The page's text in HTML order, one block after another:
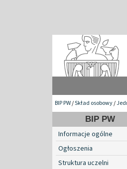
BIP PW/Skład osobowy/
BIP PW
Informacje ogólne
Ogłoszenia
Struktura uczelni